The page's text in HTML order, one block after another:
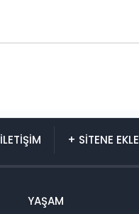
İLETİŞİM + SİTENE EKLE
YAŞAM